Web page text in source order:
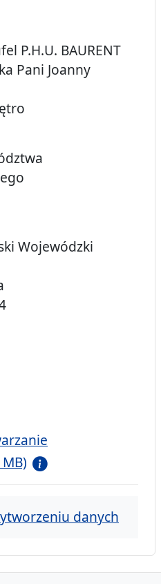
P.H.U. BAURENT
Pani Joanny
Wojewódzki
danych